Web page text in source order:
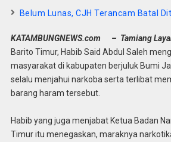
Belum Lunas, CJH Terancam Batal
KATAMBUNGNEWS.com – Tamiang
Barito Timur, Habib Said Abdul Saleh
masyarakat di kabupaten berjuluk Bumi
selalu menjahui narkoba serta terlibat
barang haram tersebut.
Habib yang juga menjabat Ketua Badan
Timur itu menegaskan, maraknya